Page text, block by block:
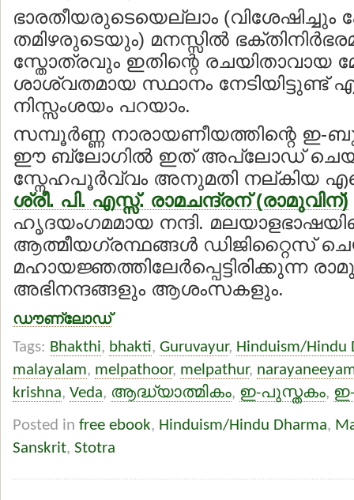
ഭാരതീയരുടെയെല്ലാം
തമിഴരുടെയും) മനസ്സില്‍
സ്തോത്രവും ഇതിന്റെ രചയിതാവായ
ശാശ്വതമായ സ്ഥാനം നേടിയിട്ടുണ്ട്
നിസ്സംശയം പറയാം.
സമ്പൂര്‍ണ്ണ നാരായണീയത്തിന്റെ ഇ-
ഈ ബ്ലോഗില്‍ ഇത് അപ്‍ലോഡ്
സ്നേഹപൂര്‍വ്വം അനുമതി നല്കിയ
ശ്രീ. പി. എസ്സ്. രാമചന്ദ്രന് (രാമുവിന്)
ഹൃദയംഗമമായ നന്ദി.
ആത്മീയഗ്രന്ഥങ്ങള്‍ ഡിജിറ്റൈസ്
മഹായജ്ഞത്തിലേര്‍പ്പെട്ടിരിക്കുന്ന
അഭിനന്ദങ്ങളും ആശംസകളും.
ഡൗണ്‌ലോഡ്
Tags: Bhakthi, bhakti, Guruvayur, Hinduism/Hindu
malayalam, melpathoor, melpathur,
krishna, Veda, ആദ്ധ്യാത്മികം, ഇ-പുസ്തകം,
Posted in free ebook, Hinduism/Hindu Dharma,
Sanskrit, Stotra